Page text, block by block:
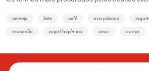
cerveja leite café ovo páscoa
macarrão papel higiênico arroz queijo